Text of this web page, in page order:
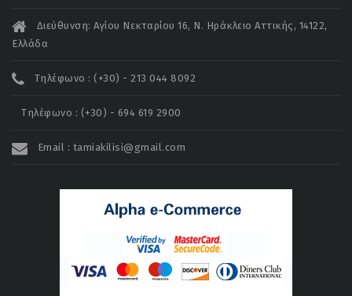
Διεύθυνση: Αγίου Νεκταρίου 16, Ν. Ηράκλειο Αττικής, 14122,
Ελλάδα
Τηλέφωνο : (+30) - 213 044 8092
Τηλέφωνο : (+30) - 694 619 2900
Email : tamiakilisi@gmail.com